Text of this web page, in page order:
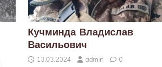
Кучминда Владислав
Васильович
13.03.2024 admin 0